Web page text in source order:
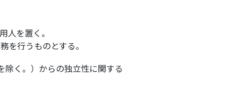
人を置く。
を行うものとする。
除く。）からの独立性に関する